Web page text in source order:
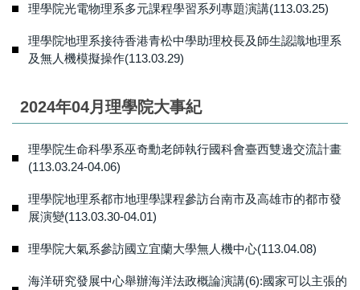
理學院光電物理系多元課程學習系列專題演講(113.03.25)
理學院地理系接待香港青松中學助理校長及師生認識地理系
及無人機模擬操作(113.03.29)
2024年04月理學院大事紀
理學院生命科學系巫奇勳老師執行國科會臺西雙邊交流計畫
(113.03.24-04.06)
理學院地理系都市地理學課程參訪台南市及高雄市的都市發
展演變(113.03.30-04.01)
理學院大氣系參訪國立宜蘭大學無人機中心(113.04.08)
海洋研究發展中心舉辦海洋法政概論演講(6):國家可以主張的